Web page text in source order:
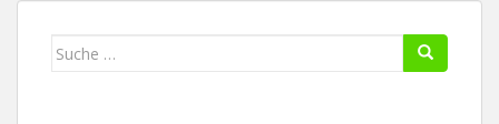
Suche